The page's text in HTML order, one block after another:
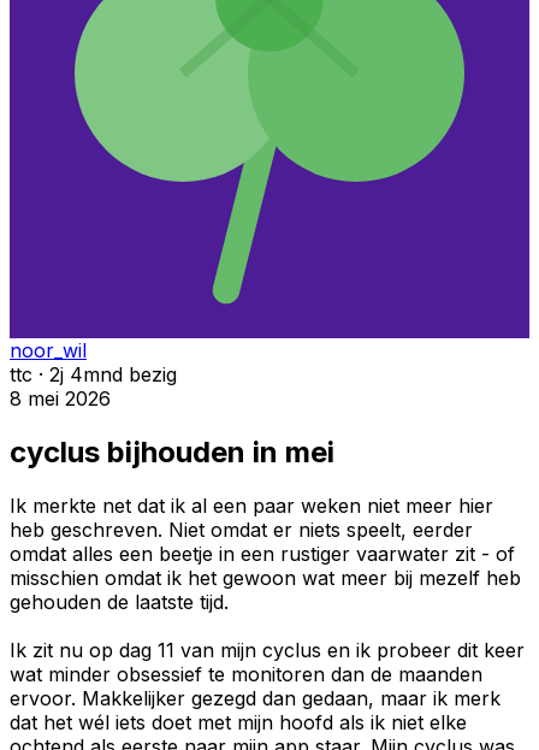
noor_wil
ttc · 2j 4mnd bezig
8 mei 2026
cyclus bijhouden in mei
Ik merkte net dat ik al een paar weken niet meer hier
heb geschreven. Niet omdat er niets speelt, eerder
omdat alles een beetje in een rustiger vaarwater zit - of
misschien omdat ik het gewoon wat meer bij mezelf heb
gehouden de laatste tijd.
Ik zit nu op dag 11 van mijn cyclus en ik probeer dit keer
wat minder obsessief te monitoren dan de maanden
ervoor. Makkelijker gezegd dan gedaan, maar ik merk
dat het wél iets doet met mijn hoofd als ik niet elke